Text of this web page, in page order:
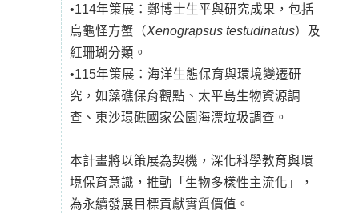
•114年策展：鄭博士生平與研究成果，包括
烏龜怪方蟹（Xenograpsus testudinatus）及
紅珊瑚分類。
•115年策展：海洋生態保育與環境變遷研
究，如藻礁保育觀點、太平島生物資源調
查、東沙環礁國家公園海漂垃圾調查。
本計畫將以策展為契機，深化科學教育與環
境保育意識，推動「生物多樣性主流化」，
為永續發展目標貢獻實質價值。